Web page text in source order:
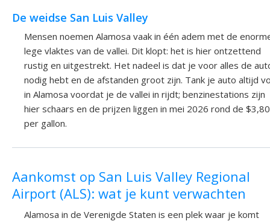
De weidse San Luis Valley
Mensen noemen Alamosa vaak in één adem met de
lege vlaktes van de vallei. Dit klopt: het is hier ontzettend
rustig en uitgestrekt. Het nadeel is dat je voor alles de
nodig hebt en de afstanden groot zijn. Tank je auto altijd
in Alamosa voordat je de vallei in rijdt; benzinestations zijn
hier schaars en de prijzen liggen in mei 2026 rond de $3,80
per gallon.
Aankomst op San Luis Valley Regional
Airport (ALS): wat je kunt verwachten
Alamosa in de Verenigde Staten is een plek waar je komt